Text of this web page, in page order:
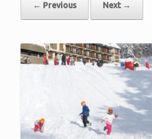
← Previous Next →